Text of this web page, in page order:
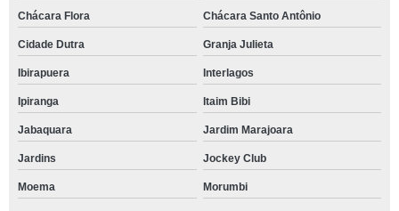
Chácara Flora Chácara Santo Antônio
Cidade Dutra Granja Julieta
Ibirapuera Interlagos
Ipiranga Itaim Bibi
Jabaquara Jardim Marajoara
Jardins Jockey Club
Moema Morumbi